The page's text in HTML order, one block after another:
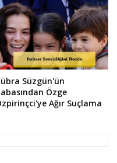
Süzgün'ün
Özge
Ağır Suçlama